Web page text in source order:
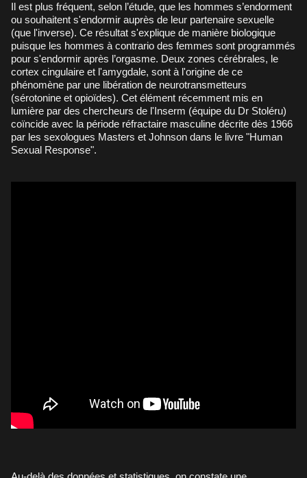
Il est plus fréquent, selon l’étude, que les hommes s’endorment
ou souhaitent s'endormir auprès de leur partenaire sexuelle
(que l'inverse). Ce résultat s'explique de manière biologique
puisque les hommes à contrario des femmes sont programmés
pour s'endormir après l’orgasme. Deux zones cérébrales, le
cortex cingulaire et l'amygdale, sont à l'origine de ce
phénomène par une libération de neurotransmetteurs
(sérotonine et opioïdes). Cet élément récemment mis en
lumière par des chercheurs de l'Inserm (équipe du Dr Stoléru)
coïncide avec la période réfractaire masculine décrite dès 1966
par les sexologues Masters et Johnson dans le livre "Human
Sexual Response".